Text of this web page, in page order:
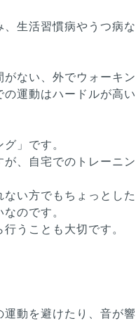
生活習慣病やうつ病な
ない、外でウォーキン
運動はハードルが高い
」です。
、自宅でのトレーニン
い方でもちょっとした
のです。
うことも大切です。
運動を避けたり、音が響